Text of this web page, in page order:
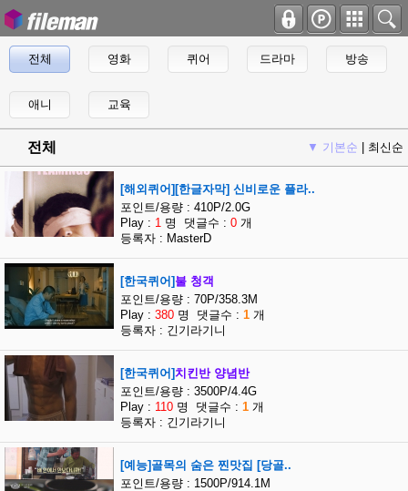
전체 영화 퀴어 드라마 방송
애니 교육
전체 ▼ 기본순 최신순
[해외퀴어][한글자막] 신비로운 플라..
포인트/용량 : 410P/2.0G
Play : 1 명 댓글수 : 0 개
등록자 : MasterD
[한국퀴어] 불 청객
포인트/용량 : 70P/358.3M
Play : 380 명 댓글수 : 1 개
등록자 : 긴기라기니
[한국퀴어]치킨반 양념반
포인트/용량 : 3500P/4.4G
Play : 110 명 댓글수 : 1 개
등록자 : 긴기라기니
[예능]골목의 숨은 찐맛집 [당골..
포인트/용량 : 1500P/914.1M